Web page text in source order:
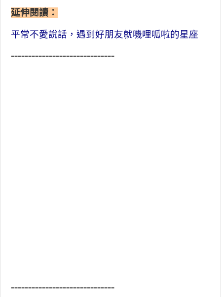
延伸閱讀：
平常不愛說話，遇到好朋友就嘰哩呱啦的星座
==============================
==============================